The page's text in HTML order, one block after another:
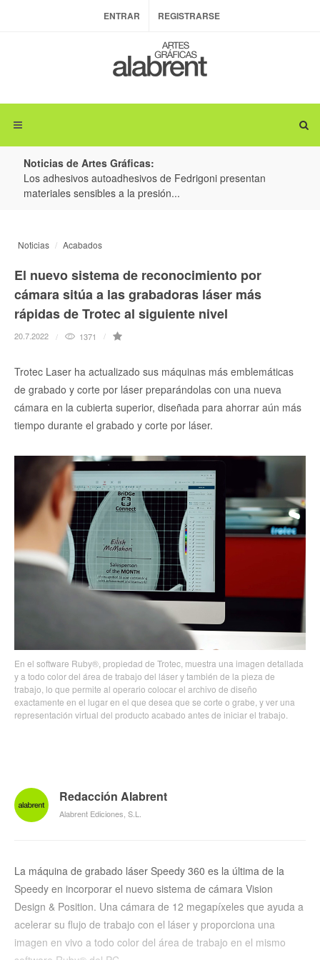
ENTRAR REGISTRARSE
Noticias de Artes Gráficas:
Los adhesivos autoadhesivos de Fedrigoni presentan
materiales sensibles a la presión...
Noticias Acabados
El nuevo sistema de reconocimiento por
cámara sitúa a las grabadoras láser más
rápidas de Trotec al siguiente nivel
20.7.2022 1371
Trotec Laser ha actualizado sus máquinas más emblemáticas
de grabado y corte por láser preparándolas con una nueva
cámara en la cubierta superior, diseñada para ahorrar aún más
tiempo durante el grabado y corte por láser.
En el software Ruby®, propiedad de Trotec, muestra una imagen detallada
y a todo color del área de trabajo del láser y también de la pieza de
trabajo, lo que permite al operario colocar el archivo de diseño
exactamente en el lugar en el que desea que se corte o grabe, y ver una
representación virtual del producto acabado antes de iniciar el trabajo.
Redacción Alabrent
Alabrent Ediciones, S.L.
La máquina de grabado láser Speedy 360 es la última de la
Speedy en incorporar el nuevo sistema de cámara Vision
Design & Position. Una cámara de 12 megapíxeles que ayuda a
acelerar su flujo de trabajo con el láser y proporciona una
imagen en vivo a todo color del área de trabajo en el mismo